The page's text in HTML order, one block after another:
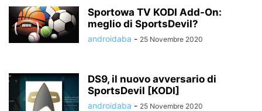
Sportowa TV KODI Add-On:
meglio di SportsDevil?
androidaba - 25 Novembre 2020
DS9, il nuovo avversario di
SportsDevil [KODI]
androidaba - 25 Novembre 2020